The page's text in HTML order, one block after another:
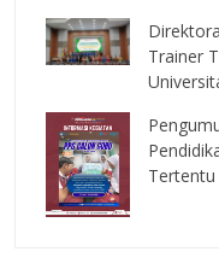
Trainer
Tertentu